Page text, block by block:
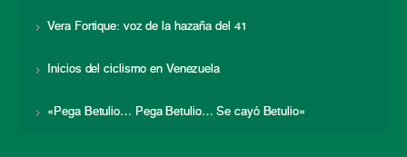
Vera Fortique: voz de la hazaña del 41
Inicios del ciclismo en Venezuela
«Pega Betulio… Pega Betulio… Se cayó Betulio»